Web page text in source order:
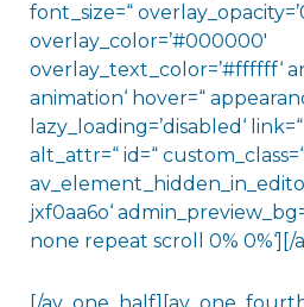
font_size=“
overlay_color=’#000000′
overlay_text_color=’#ffffff‘
animation‘ hover=“
lazy_loading=’disabled‘
alt_attr=“ id=“
jxf0aa6o‘
none repeat scroll 0% 0%‘][/